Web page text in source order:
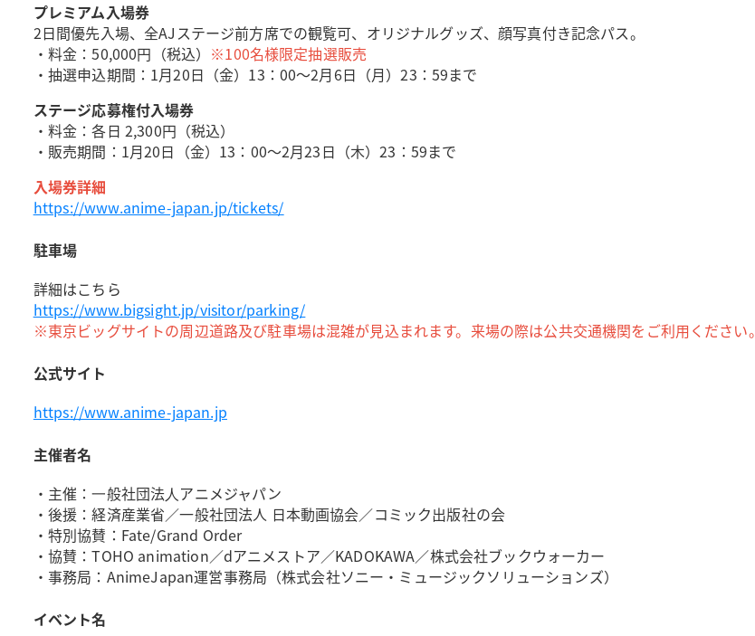
プレミアム入場券
2日間優先入場、全AJステージ前方席での観覧可、オリジナルグッズ、顔写真付き記念パス。
・料金：50,000円（税込） ※100名様限定抽選販売
・抽選申込期間：1月20日（金）13：00～2月6日（月）23：59まで
ステージ応募権付入場券
・料金：各日 2,300円（税込）
・販売期間：1月20日（金）13：00～2月23日（木）23：59まで
入場券詳細
https://www.anime-japan.jp/tickets/
駐車場
詳細はこちら
https://www.bigsight.jp/visitor/parking/
※東京ビッグサイトの周辺道路及び駐車場は混雑が見込まれます。来場の際は公共交通機関をご利用ください。
公式サイト
https://www.anime-japan.jp
主催者名
・主催：⼀般社団法⼈アニメジャパン
・後援：経済産業省／一般社団法人 日本動画協会／コミック出版社の会
・特別協賛：Fate/Grand Order
・協賛：TOHO animation／dアニメストア／KADOKAWA／株式会社ブックウォーカー
・事務局：AnimeJapan運営事務局（株式会社ソニー・ミュージックソリューションズ）
イベント名